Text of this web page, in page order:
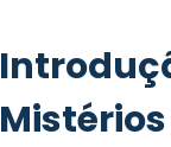
Mistérios